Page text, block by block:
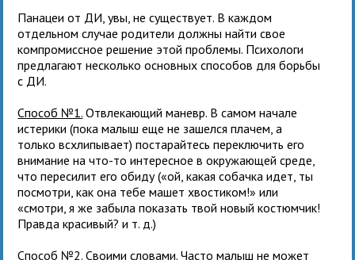
Панацеи от ДИ, увы, не существует. В каждом
отдельном случае родители должны найти свое
компромиссное решение этой проблемы. Психологи
предлагают несколько основных способов для борьбы
с ДИ.
Способ №1. Отвлекающий маневр. В самом начале
истерики (пока малыш еще не зашелся плачем, а
только всхлипывает) постарайтесь переключить его
внимание на что-то интересное в окружающей среде,
что пересилит его обиду («ой, какая собачка идет, ты
посмотри, как она тебе машет хвостиком!» или
«смотри, я же забыла показать твой новый костюмчик!
Правда красивый? и т. д.)
Способ №2. Своими словами. Часто малыш не может